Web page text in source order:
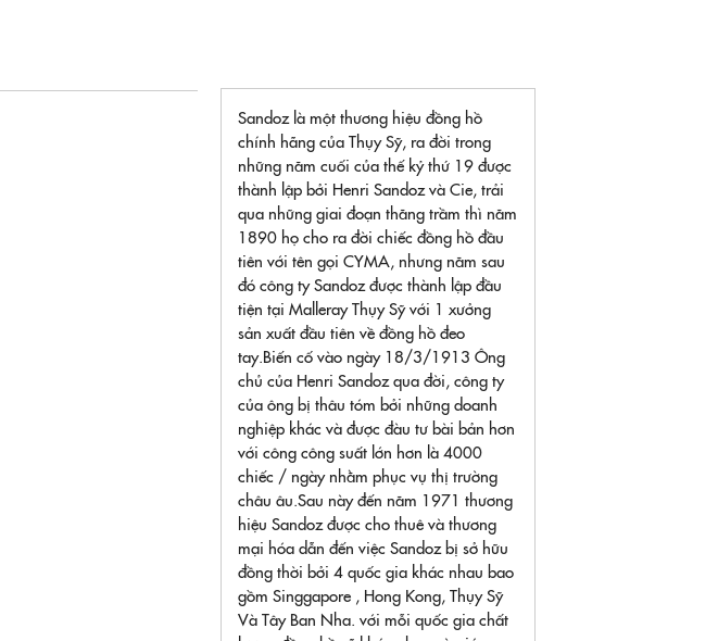
Sandoz là một thương hiệu đồng hồ
chính hãng của Thụy Sỹ, ra đời trong
những năm cuối của thế kỷ thứ 19 được
thành lập bởi Henri Sandoz và Cie, trải
qua những giai đoạn thăng trầm thì năm
1890 họ cho ra đời chiếc đồng hồ đầu
tiên với tên gọi CYMA, nhưng năm sau
đó công ty Sandoz được thành lập đầu
tiện tại Malleray Thụy Sỹ với 1 xưởng
sản xuất đầu tiên về đồng hồ đeo
tay.Biến cố vào ngày 18/3/1913 Ông
chủ của Henri Sandoz qua đời, công ty
của ông bị thâu tóm bởi những doanh
nghiệp khác và được đàu tư bài bản hơn
với công công suất lớn hơn là 4000
chiếc / ngày nhằm phục vụ thị trường
châu âu.Sau này đến năm 1971 thương
hiệu Sandoz được cho thuê và thương
mại hóa dẫn đến việc Sandoz bị sở hữu
đồng thời bởi 4 quốc gia khác nhau bao
gồm Singgapore , Hong Kong, Thụy Sỹ
Và Tây Ban Nha. với mỗi quốc gia chất